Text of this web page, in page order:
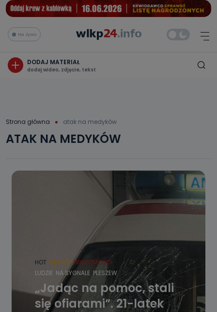
Na żywo
DODAJ MATERIAŁ
dodaj wideo, zdjęcie, tekst
Strona główna atak na medyków
ATAK NA MEDYKÓW
HOT REGION WIADOMOŚCI
LUDZIE NA SYGNALE PLESZEW
„Jadąc na pomoc, stali
się ofiarami”. 21-latek